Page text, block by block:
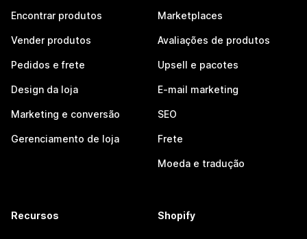
Encontrar produtos
Vender produtos
Pedidos e frete
Design da loja
Marketing e conversão
Gerenciamento de loja
Marketplaces
Avaliações de produtos
Upsell e pacotes
E-mail marketing
SEO
Frete
Moeda e tradução
Recursos Shopify